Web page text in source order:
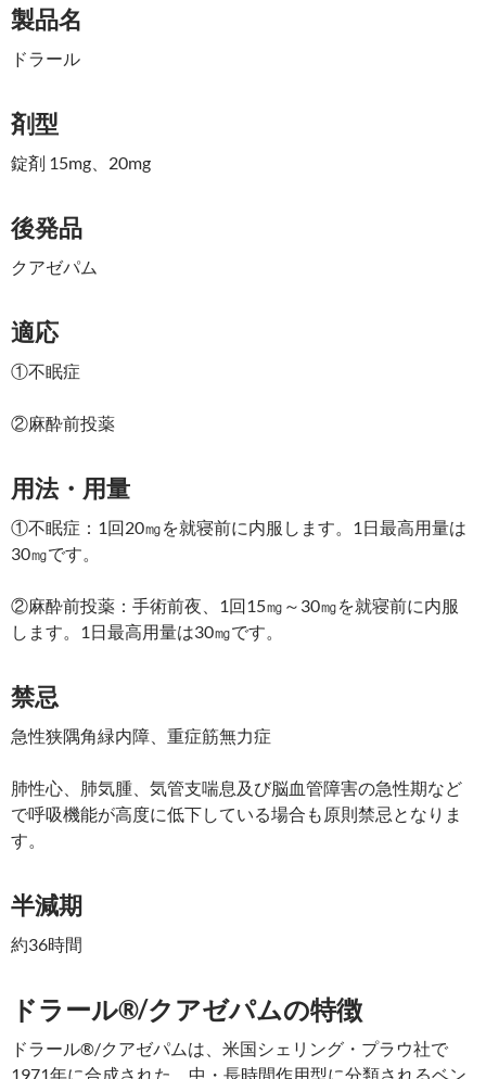
製品名
ドラール
剤型
錠剤 15mg、20mg
後発品
クアゼパム
適応
①不眠症
②麻酔前投薬
用法・用量
①不眠症：1回20㎎を就寝前に内服します。1日最高用量は
30㎎です。
②麻酔前投薬：手術前夜、1回15㎎～30㎎を就寝前に内服
します。1日最高用量は30㎎です。
禁忌
急性狭隅角緑内障、重症筋無力症
肺性心、肺気腫、気管支喘息及び脳血管障害の急性期など
で呼吸機能が高度に低下している場合も原則禁忌となりま
す。
半減期
約36時間
ドラール®/クアゼパムの特徴
ドラール®/クアゼパムは、米国シェリング・プラウ社で
1971年に合成された、中・長時間作用型に分類されるベン